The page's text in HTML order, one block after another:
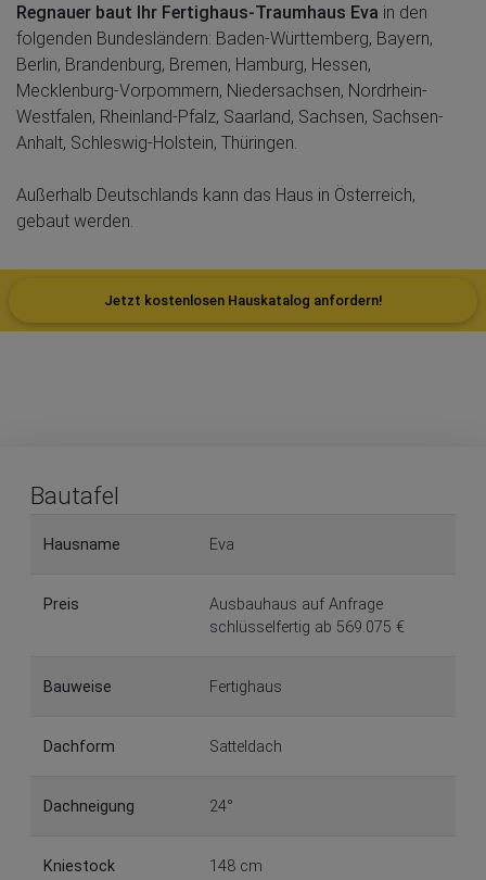
Regnauer baut Ihr Fertighaus-Traumhaus Eva in den
folgenden Bundesländern: Baden-Württemberg, Bayern,
Berlin, Brandenburg, Bremen, Hamburg, Hessen,
Mecklenburg-Vorpommern, Niedersachsen, Nordrhein-
Westfalen, Rheinland-Pfalz, Saarland, Sachsen, Sachsen-
Anhalt, Schleswig-Holstein, Thüringen.
Außerhalb Deutschlands kann das Haus in Österreich,
gebaut werden.
Jetzt kostenlosen Hauskatalog anfordern!
Bautafel
Hausname Eva
Preis
Ausbauhaus auf Anfrage
schlüsselfertig ab 569.075 €
Bauweise Fertighaus
Dachform Satteldach
Dachneigung 24°
Kniestock 148 cm